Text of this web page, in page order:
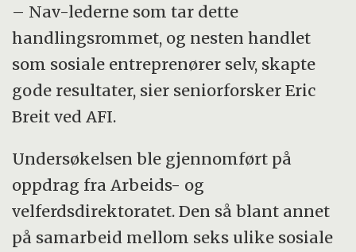
– Nav-lederne som tar dette
handlingsrommet, og nesten handlet
som sosiale entreprenører selv, skapte
gode resultater, sier seniorforsker Eric
Breit ved AFI.
Undersøkelsen ble gjennomført på
oppdrag fra Arbeids- og
velferdsdirektoratet. Den så blant annet
på samarbeid mellom seks ulike sosiale